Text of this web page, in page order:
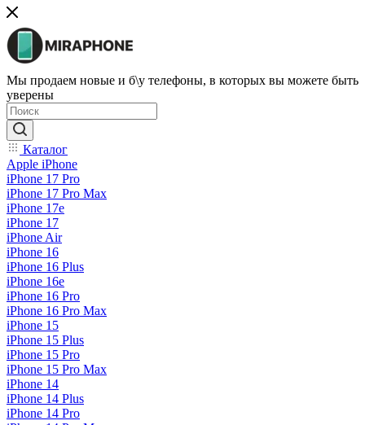
Мы продаем новые и б\у телефоны, в которых вы можете быть
уверены
Каталог
Apple iPhone
iPhone 17 Pro
iPhone 17 Pro Max
iPhone 17e
iPhone 17
iPhone Air
iPhone 16
iPhone 16 Plus
iPhone 16e
iPhone 16 Pro
iPhone 16 Pro Max
iPhone 15
iPhone 15 Plus
iPhone 15 Pro
iPhone 15 Pro Max
iPhone 14
iPhone 14 Plus
iPhone 14 Pro